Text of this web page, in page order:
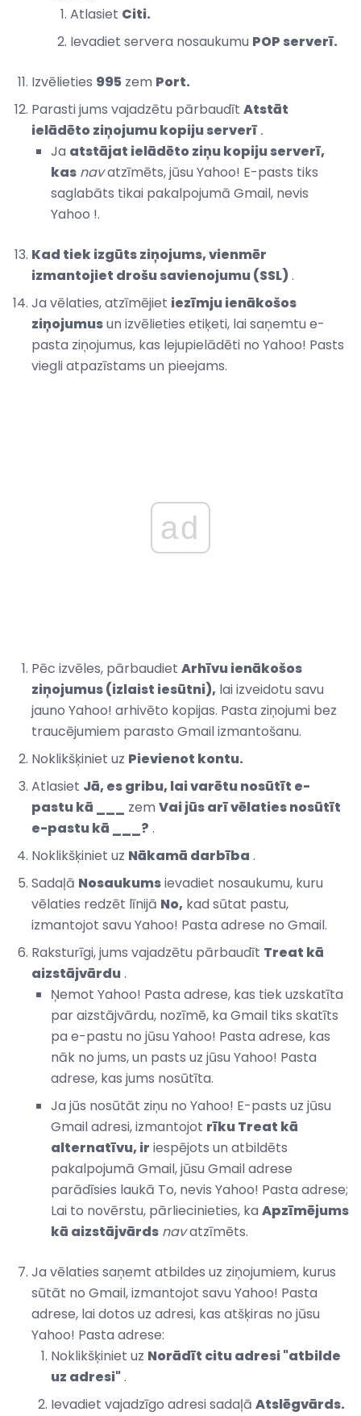
Atlasiet Citi.
Ievadiet servera nosaukumu POP serverī.
Izvēlieties 995 zem Port.
Parasti jums vajadzētu pārbaudīt Atstāt
ielādēto ziņojumu kopiju serverī .
Ja atstājat ielādēto ziņu kopiju serverī,
kas navatzīmēts, jūsu Yahoo! E-pasts tiks
saglabāts tikai pakalpojumā Gmail, nevis
Yahoo !.
Kad tiek izgūts ziņojums, vienmēr
izmantojiet drošu savienojumu (SSL).
Ja vēlaties, atzīmējiet iezīmju ienākošos
ziņojumusun izvēlieties etiķeti, lai saņemtu e-
pasta ziņojumus, kas lejupielādēti no Yahoo! Pasts
viegli atpazīstams un pieejams.
ad
Pēc izvēles, pārbaudiet Arhīvu ienākošos
ziņojumus (izlaist iesūtni), lai izveidotu savu
jauno Yahoo! arhivēto kopijas. Pasta ziņojumi bez
traucējumiem parasto Gmail izmantošanu.
Noklikšķiniet uz Pievienot kontu.
Atlasiet Jā, es gribu, lai varētu nosūtīt e-
pastu kā ___
zem Vai jūs arī vēlaties nosūtīt
e-pastu kā ___? .
Noklikšķiniet uz Nākamā darbība .
Sadaļā Nosaukumsievadiet nosaukumu, kuru
vēlaties redzēt līnijā No, kad sūtat pastu,
izmantojot savu Yahoo! Pasta adrese no Gmail.
Raksturīgi, jums vajadzētu pārbaudīt Treat kā
aizstājvārdu.
Ņemot Yahoo! Pasta adrese, kas tiek uzskatīta
par aizstājvārdu, nozīmē, ka Gmail tiks skatīts
pa e-pastu no jūsu Yahoo! Pasta adrese, kas
nāk no jums, un pasts uz jūsu Yahoo! Pasta
adrese, kas jums nosūtīta.
Ja jūs nosūtāt ziņu no Yahoo! E-pasts uz jūsu
Gmail adresi, izmantojot rīku Treat kā
alternatīvu, ir iespējots un atbildēts
pakalpojumā Gmail, jūsu Gmail adrese
parādīsies laukā To, nevis Yahoo! Pasta adrese;
Lai to novērstu, pārliecinieties, ka Apzīmējums
kā aizstājvārds navatzīmēts.
Ja vēlaties saņemt atbildes uz ziņojumiem, kurus
sūtāt no Gmail, izmantojot savu Yahoo! Pasta
adrese, lai dotos uz adresi, kas atšķiras no jūsu
Yahoo! Pasta adrese:
Noklikšķiniet uz Norādīt citu adresi "atbilde
uz adresi".
Ievadiet vajadzīgo adresi sadaļā Atslēgvārds.